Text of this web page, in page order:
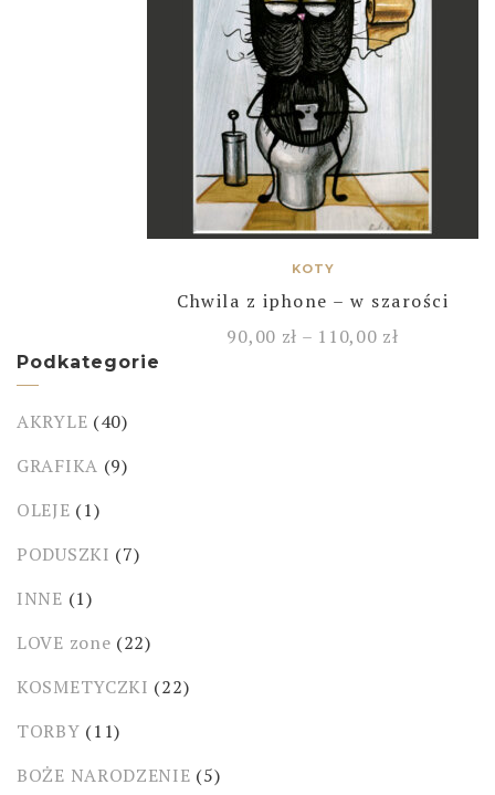
KOTY
Chwila z iphone – w szarości
90,00 zł – 110,00 zł
Podkategorie
AKRYLE (40)
GRAFIKA (9)
OLEJE (1)
PODUSZKI (7)
INNE (1)
LOVE zone (22)
KOSMETYCZKI (22)
TORBY (11)
BOŻE NARODZENIE (5)